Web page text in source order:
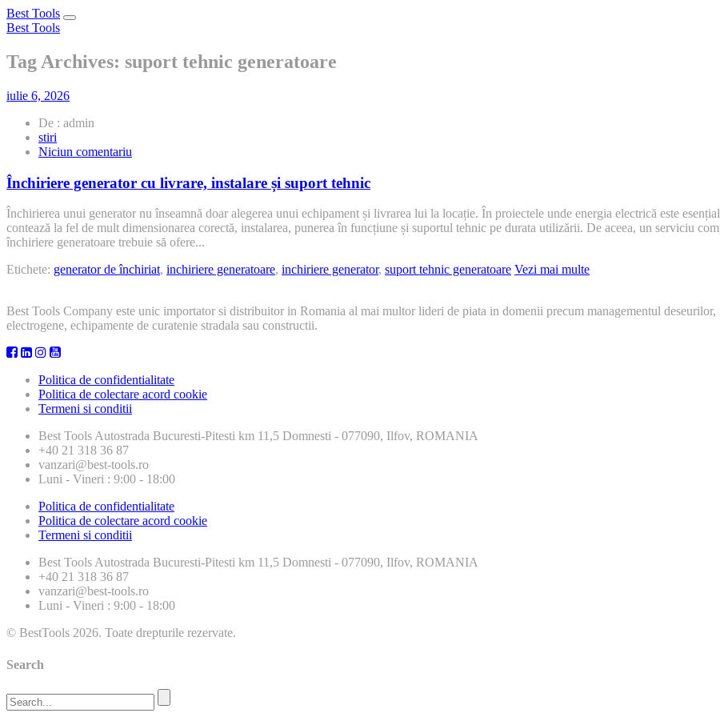
Best Tools
Toggle
Best Tools
Tag Archives: suport tehnic generatoare
iulie 6, 2026
De : admin
stiri
Niciun comentariu
generator
cu
livrare,
instalare
și
tehnic
Închiriere generator cu livrare, instalare și suport tehnic
Închirierea unui generator nu înseamnă doar alegerea unui echipament și livrarea lui la locație. În proiectele unde energia electrică este
contează la fel de mult dimensionarea corectă, instalarea, punerea în funcțiune și suportul tehnic pe durata utilizării. De aceea, un serviciu
închiriere generatoare trebuie să ofere...
Etichete: generator de închiriat, inchiriere generatoare, inchiriere generator, suport tehnic generatoare Vezi mai multe
Best Tools Company este unic importator si distribuitor in Romania al mai multor lideri de piata in domenii precum managementul deseurilor,
electrogene, echipamente de curatenie stradala sau constructii.
Politica de confidentialitate
Politica de colectare acord cookie
Termeni si conditii
Best Tools Autostrada Bucuresti-Pitesti km 11,5 Domnesti - 077090, Ilfov, ROMANIA
+40 21 318 36 87
vanzari@best-tools.ro
Luni - Vineri : 9:00 - 18:00
Politica de confidentialitate
Politica de colectare acord cookie
Termeni si conditii
Best Tools Autostrada Bucuresti-Pitesti km 11,5 Domnesti - 077090, Ilfov, ROMANIA
+40 21 318 36 87
vanzari@best-tools.ro
Luni - Vineri : 9:00 - 18:00
© BestTools 2026. Toate drepturile rezervate.
Search